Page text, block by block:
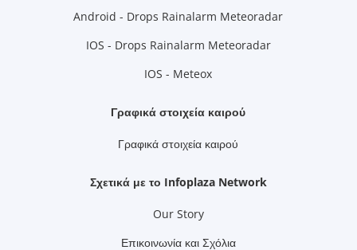
Android - Drops Rainalarm Meteoradar
IOS - Drops Rainalarm Meteoradar
IOS - Meteox
Γραφικά στοιχεία καιρού
Γραφικά στοιχεία καιρού
Σχετικά με το Infoplaza Network
Our Story
Επικοινωνία και Σχόλια